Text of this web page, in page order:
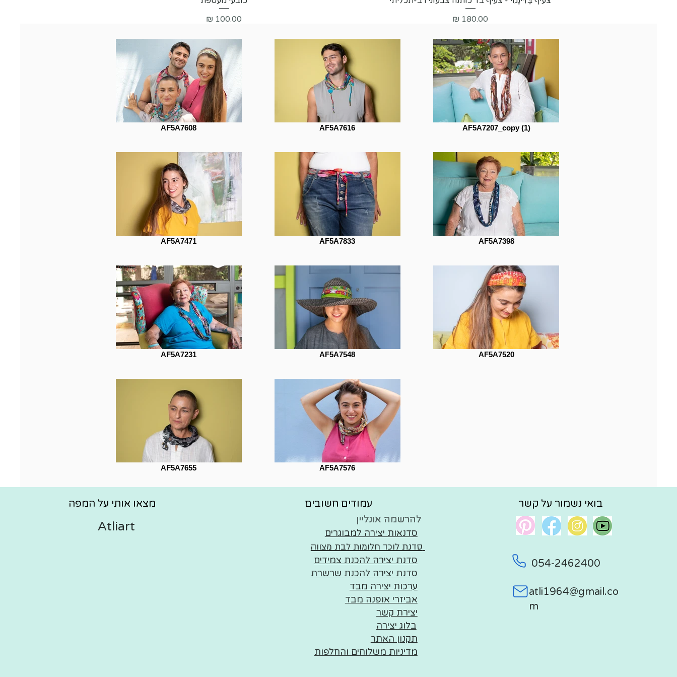
מחיר
מחיר
AF5A7608 AF5A7616 AF5A7207_copy (1)
AF5A7471 AF5A7833 AF5A7398
AF5A7231 AF5A7548 AF5A7520
AF5A7655 AF5A7576
מצאו אותי על המפה
Atliart
עמודים חשובים
סדנאות יצירה למבוגרים
סדנת יצירה להכנת צמידים
סדנת יצירה להכנת שרשרת
ערכות יצירה מבד
אביזרי אופנה מבד
יצירת קשר
בלוג יצירה
תקנון האתר
מדיניות משלוחים והחלפות
בואי נשמור על קשר
054-2462400
atli1964@gmail.co
m
להרשמה אונליין
להרשמה אונליין